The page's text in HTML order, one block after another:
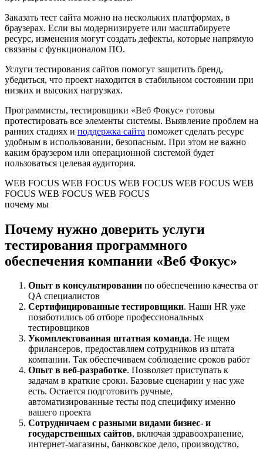
Заказать тест сайта можно на нескольких платформах, в
браузерах. Если вы модернизируете или масштабируете
ресурс, изменения могут создать дефекты, которые напрямую
связаны с функционалом ПО.
Услуги тестирования сайтов помогут защитить бренд,
убедиться, что проект находится в стабильном состоянии при
низких и высоких нагрузках.
Программисты, тестировщики «Веб Фокус» готовы
протестировать все элементы системы. Выявление проблем на
ранних стадиях и поддержка сайта поможет сделать ресурс
удобным в использовании, безопасным. При этом не важно
каким браузером или операционной системой будет
пользоваться целевая аудитория.
WEB FOCUS WEB FOCUS WEB FOCUS WEB FOCUS WEB
FOCUS WEB FOCUS WEB FOCUS
почему мы
Почему нужно доверить услуги
тестирования программного
обеспечения компании «Веб Фокус»
Опыт в консультировании по обеспечению качества от
QA специалистов
Сертифицированные тестировщики. Наши HR уже
позаботились об отборе профессиональных
тестировщиков
Укомплектованная штатная команда. Не ищем
фрилансеров, предоставляем сотрудников из штата
компании. Так обеспечиваем соблюдение сроков работ
Опыт в веб-разработке. Позволяет приступать к
задачам в краткие сроки. Базовые сценарии у нас уже
есть. Остается подготовить ручные,
автоматизированные тесты под специфику именно
вашего проекта
Сотрудничаем с разными видами бизнес- и
государственных сайтов, включая здравоохранение,
интернет-магазины, банковское дело, производство,